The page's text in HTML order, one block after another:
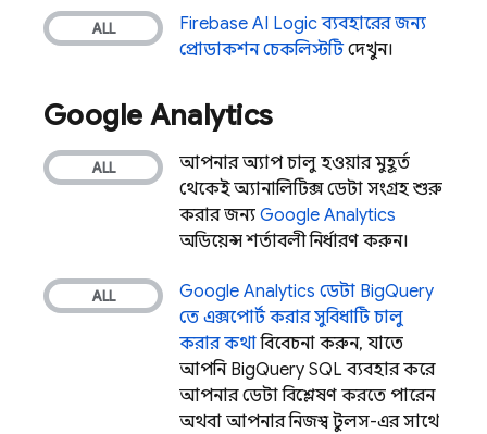
Firebase AI Logicব্যবহারের জন্য
প্রোডাকশন চেকলিস্টটিদেখুন।
Google Analytics
আপনার অ্যাপ চালু হওয়ার মুহূর্ত
থেকেই অ্যানালিটিক্স ডেটা সংগ্রহ শুরু
করার জন্য Google Analytics
অডিয়েন্স শর্তাবলী নির্ধারণ করুন।
Google Analytics ডেটা BigQuery
তে এক্সপোর্ট করার সুবিধাটি চালু
করার কথাবিবেচনা করুন, যাতে
আপনি BigQuery SQL ব্যবহার করে
আপনার ডেটা বিশ্লেষণ করতে পারেন
অথবা আপনার নিজস্ব টুলস-এর সাথে